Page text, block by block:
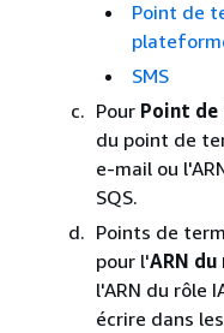
Point de
SMS
Pour Point
du point de
e-mail ou
SQS.
Points de
pour l'ARN
l'ARN du rôle
écrire dans